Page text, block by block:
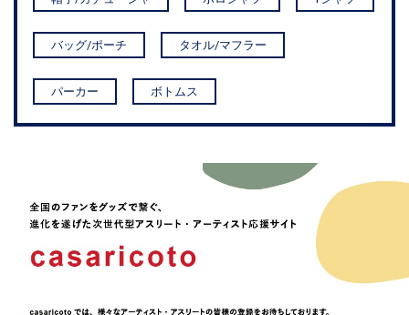
バッグ/ポーチ タオル/マフラー
パーカー ボトムス